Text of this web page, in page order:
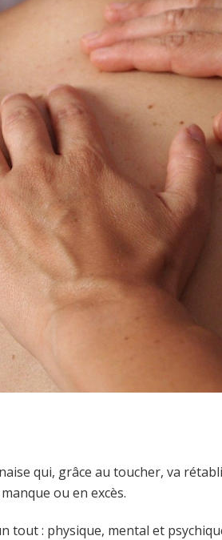
qui, grâce au toucher, va
ou en excès.
tout : physique, mental et